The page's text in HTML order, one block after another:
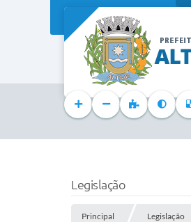
Legislação
Principal Legislação